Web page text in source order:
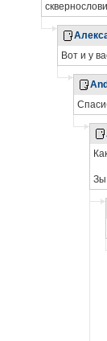
Вот и у
Зы